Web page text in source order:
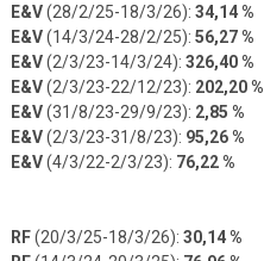
E&V(28/2/25-18/3/26): 34,14 %
E&V(14/3/24-28/2/25): 56,27 %
E&V(2/3/23-14/3/24): 326,40 %
E&V(2/3/23-22/12/23): 202,20 %
E&V(31/8/23-29/9/23): 2,85 %
E&V(2/3/23-31/8/23): 95,26 %
E&V(4/3/22-2/3/23): 76,22 %
RF(20/3/25-18/3/26): 30,14 %